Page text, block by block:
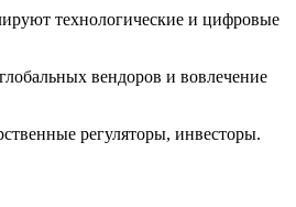
технологические и цифровые
вендоров и вовлечение
регуляторы, инвесторы.